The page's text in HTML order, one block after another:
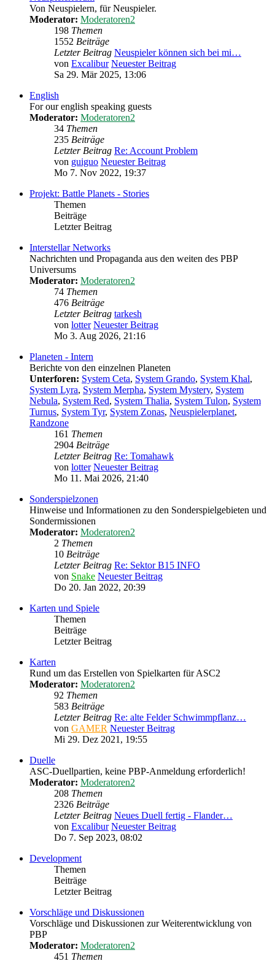
Von Neuspielern, für Neuspieler.
Moderator: Moderatoren2
198 Themen
1552 Beiträge
Letzter Beitrag Neuspieler können sich bei mi…
von Excalibur Neuester Beitrag
Sa 29. Mär 2025, 13:06
English
For our english speaking guests
Moderator: Moderatoren2
34 Themen
235 Beiträge
Letzter Beitrag Re: Account Problem
von guiguo Neuester Beitrag
Mo 7. Nov 2022, 19:37
Projekt: Battle Planets - Stories
Themen
Beiträge
Letzter Beitrag
Interstellar Networks
Nachrichten und Propaganda aus den weiten des PBP
Universums
Moderator: Moderatoren2
74 Themen
476 Beiträge
Letzter Beitrag tarkesh
von lotter Neuester Beitrag
Mo 3. Aug 2026, 21:16
Planeten - Intern
Berichte von den einzelnen Planeten
Unterforen: System Ceta, System Grando, System Khal,
System Lyra, System Merpha, System Mystery, System
Nebula, System Red, System Thalia, System Tulon, System
Turnus, System Tyr, System Zonas, Neuspielerplanet,
Randzone
161 Themen
2904 Beiträge
Letzter Beitrag Re: Tomahawk
von lotter Neuester Beitrag
Mo 11. Mai 2026, 21:40
Sonderspielzonen
Hinweise und Informationen zu den Sonderspielgebieten und
Sondermissionen
Moderator: Moderatoren2
2 Themen
10 Beiträge
Letzter Beitrag Re: Sektor B15 INFO
von Snake Neuester Beitrag
Do 20. Jan 2022, 20:39
Karten und Spiele
Themen
Beiträge
Letzter Beitrag
Karten
Rund um das Erstellen von Spielkarten für ASC2
Moderator: Moderatoren2
92 Themen
583 Beiträge
Letzter Beitrag Re: alte Felder Schwimmpflanz…
von GAMER Neuester Beitrag
Mi 29. Dez 2021, 19:55
Duelle
ASC-Duellpartien, keine PBP-Anmeldung erforderlich!
Moderator: Moderatoren2
208 Themen
2326 Beiträge
Letzter Beitrag Neues Duell fertig - Flander…
von Excalibur Neuester Beitrag
Do 7. Sep 2023, 08:02
Development
Themen
Beiträge
Letzter Beitrag
Vorschläge und Diskussionen
Vorschläge und Diskussionen zur Weiterentwicklung von
PBP
Moderator: Moderatoren2
451 Themen